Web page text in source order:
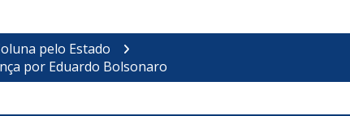
pelo Estado
por Eduardo Bolsonaro